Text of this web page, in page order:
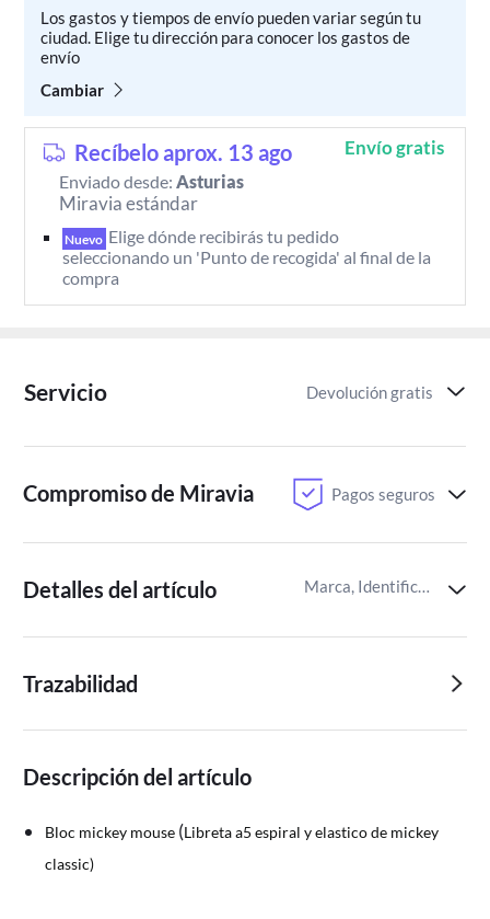
Los gastos y tiempos de envío pueden variar según tu
ciudad. Elige tu dirección para conocer los gastos de
envío
Cambiar
Recíbelo aprox. 13 ago Envío gratis
Enviado desde:Asturias
Miravia estándar
Nuevo Elige dónde recibirás tu pedido
seleccionando un 'Punto de recogida' al final de la
compra
Servicio Devolución gratis
Compromiso de Miravia Pagos seguros
Detalles del artículo Marca, Identificador del artículo de Miravia
Trazabilidad
Descripción del artículo
Bloc mickey mouse (Libreta a5 espiral y elastico de mickey
classic)